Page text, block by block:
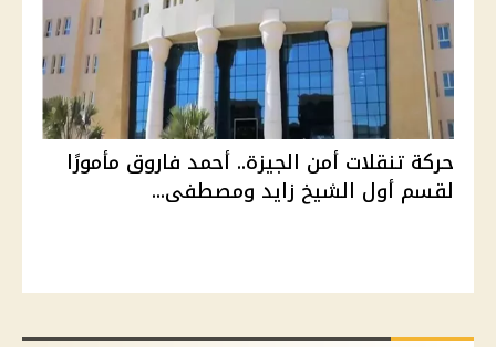
حركة تنقلات أمن الجيزة.. أحمد فاروق مأمورًا
لقسم أول الشيخ زايد ومصطفى...